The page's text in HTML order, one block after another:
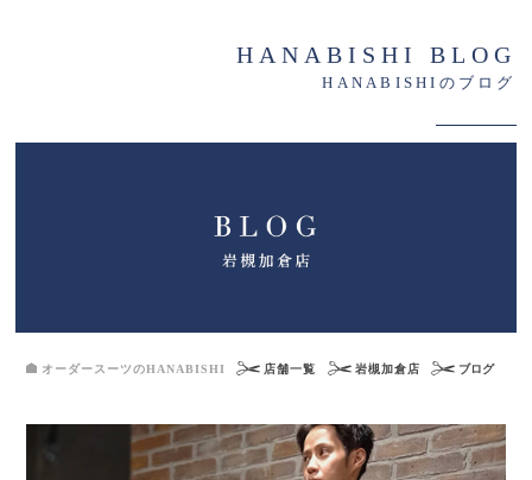
HANABISHI BLOG
HANABISHIのブログ
オーダースーツのHANABISHI 店舗一覧 岩槻加倉店 ブログ